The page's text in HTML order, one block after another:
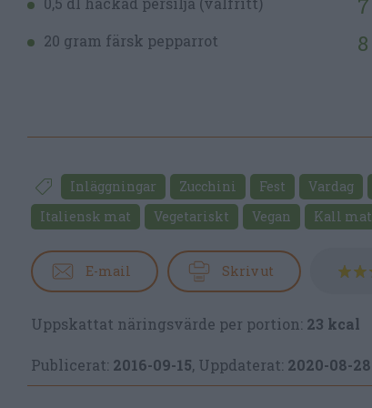
20 gram färsk pepparrot
Inläggningar Zucchini Fest Vardag
Italiensk mat
Vegetariskt Vegan Kall mat
E-mail Skriv ut
Uppskattat näringsvärde per portion: 23 kcal
Publicerat: 2016-09-15, Uppdaterat: 2020-08-28